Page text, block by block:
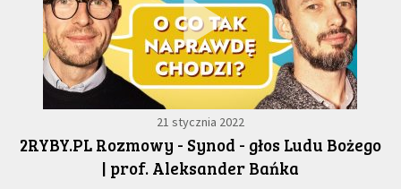
21 stycznia 2022
2RYBY.PL Rozmowy - Synod - głos Ludu Bożego
| prof. Aleksander Bańka